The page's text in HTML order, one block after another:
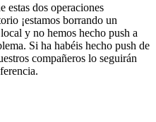
estas dos operaciones
¡estamos borrando un
y no hemos hecho push a
Si ha habéis hecho push de
compañeros lo seguirán